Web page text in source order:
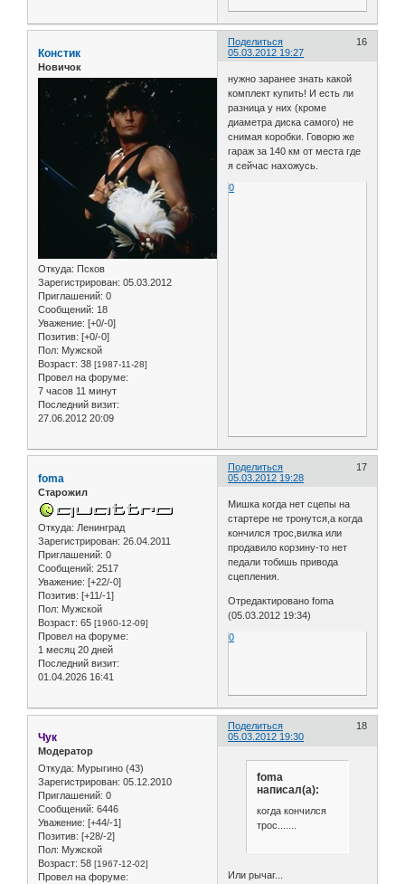
Поделиться
16
05.03.2012 19:27
Констик
Новичок
Откуда: Псков
Зарегистрирован: 05.03.2012
Приглашений: 0
Сообщений: 18
Уважение: [+0/-0]
Позитив: [+0/-0]
Пол: Мужской
Возраст: 38 [1987-11-28]
Провел на форуме:
7 часов 11 минут
Последний визит:
27.06.2012 20:09
нужно заранее знать какой
комплект купить! И есть ли
разница у них (кроме
диаметра диска самого) не
снимая коробки. Говорю же
гараж за 140 км от места где
я сейчас нахожусь.
0
Поделиться
17
05.03.2012 19:28
foma
Старожил
Откуда: Ленинград
Зарегистрирован: 26.04.2011
Приглашений: 0
Сообщений: 2517
Уважение: [+22/-0]
Позитив: [+11/-1]
Пол: Мужской
Возраст: 65 [1960-12-09]
Провел на форуме:
1 месяц 20 дней
Последний визит:
01.04.2026 16:41
Мишка когда нет сцепы на
стартере не тронутся,а когда
кончился трос,вилка или
продавило корзину-то нет
педали тобишь привода
сцепления.
Отредактировано foma
(05.03.2012 19:34)
0
Поделиться
18
05.03.2012 19:30
Чук
Модератор
Откуда: Мурыгино (43)
Зарегистрирован: 05.12.2010
Приглашений: 0
Сообщений: 6446
Уважение: [+44/-1]
Позитив: [+28/-2]
Пол: Мужской
Возраст: 58 [1967-12-02]
Провел на форуме:
foma
написал(а):
когда кончился
трос.......
Или рычаг...